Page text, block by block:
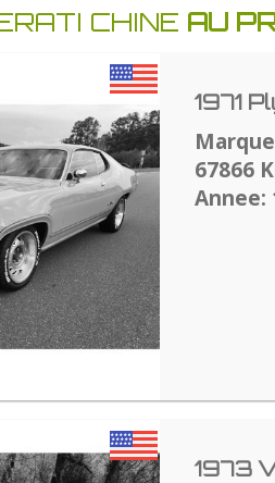
CHINE AU
1971
67866
Annee:
1973